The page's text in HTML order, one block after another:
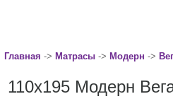
Главная -> Матрасы -> Модерн ->
110x195 Модерн